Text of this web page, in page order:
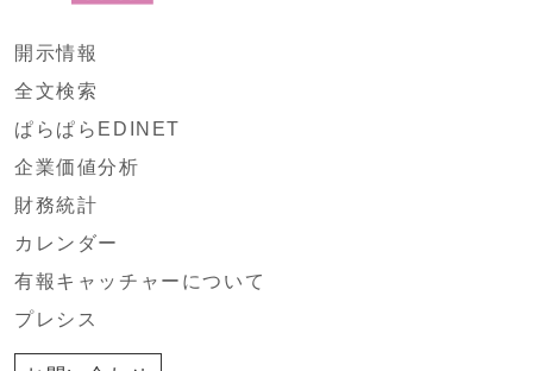
開示情報
全文検索
ぱらぱらEDINET
企業価値分析
財務統計
カレンダー
有報キャッチャーについて
プレシス